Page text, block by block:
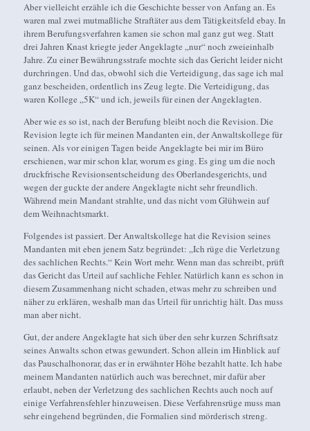
Aber vielleicht erzähle ich die Geschichte besser von Anfang an. Es
waren mal zwei mutmaßliche Straftäter aus dem Tätigkeitsfeld ebay. In
ihrem Berufungsverfahren kamen sie schon mal ganz gut weg. Statt
drei Jahren Knast kriegte jeder Angeklagte „nur“ noch zweieinhalb
Jahre. Zu einer Bewährungsstrafe mochte sich das Gericht leider nicht
durchringen. Und das, obwohl sich die Verteidigung, das sage ich mal
ganz bescheiden, ordentlich ins Zeug legte. Die Verteidigung, das
waren Kollege „5K“ und ich, jeweils für einen der Angeklagten.
Aber wie es so ist, nach der Berufung bleibt noch die Revision. Die
Revision legte ich für meinen Mandanten ein, der Anwaltskollege für
seinen. Als vor einigen Tagen beide Angeklagte bei mir im Büro
erschienen, war mir schon klar, worum es ging. Es ging um die noch
druckfrische Revisionsentscheidung des Oberlandesgerichts, und
wegen der guckte der andere Angeklagte nicht sehr freundlich.
Während mein Mandant strahlte, und das nicht vom Glühwein auf
dem Weihnachtsmarkt.
Folgendes ist passiert. Der Anwaltskollege hat die Revision seines
Mandanten mit eben jenem Satz begründet: „Ich rüge die Verletzung
des sachlichen Rechts.“ Kein Wort mehr. Wenn man das schreibt, prüft
das Gericht das Urteil auf sachliche Fehler. Natürlich kann es schon in
diesem Zusammenhang nicht schaden, etwas mehr zu schreiben und
näher zu erklären, weshalb man das Urteil für unrichtig hält. Das muss
man aber nicht.
Gut, der andere Angeklagte hat sich über den sehr kurzen Schriftsatz
seines Anwalts schon etwas gewundert. Schon allein im Hinblick auf
das Pauschalhonorar, das er in erwähnter Höhe bezahlt hatte. Ich habe
meinem Mandanten natürlich auch was berechnet, mir dafür aber
erlaubt, neben der Verletzung des sachlichen Rechts auch noch auf
einige Verfahrensfehler hinzuweisen. Diese Verfahrensrüge muss man
sehr eingehend begründen, die Formalien sind mörderisch streng.